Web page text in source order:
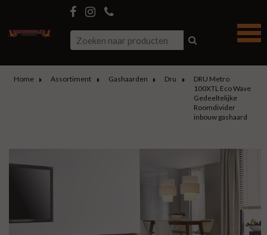
Home Assortiment Gashaarden Dru
DRU Metro
100XTL Eco Wave
Gedeeltelijke
Roomdivider
inbouw gashaard